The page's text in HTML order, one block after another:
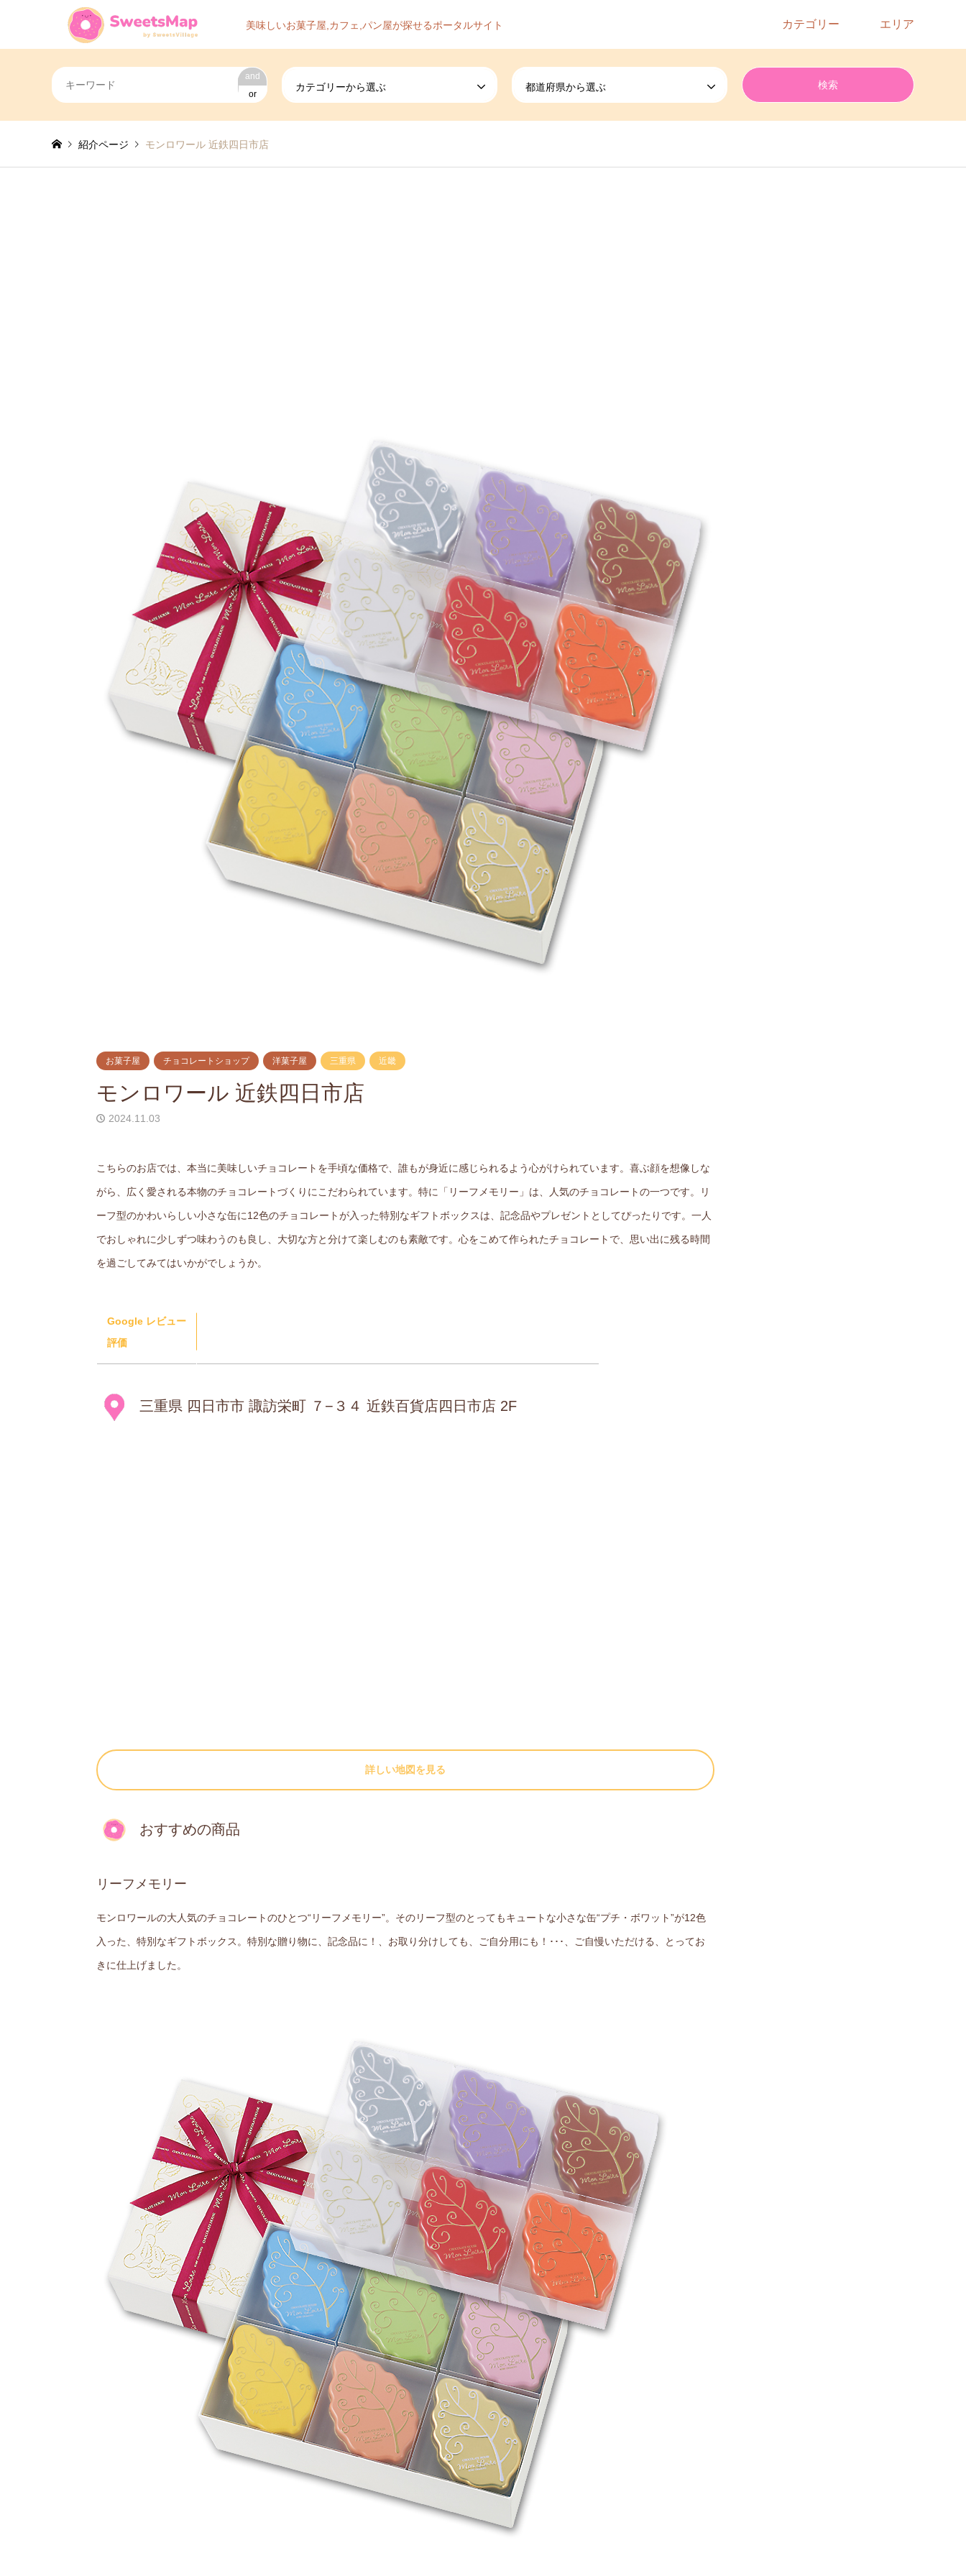
美味しいお菓子屋,カフェ,パン屋が探せるポータルサイト カテゴリー エリア
and
or
カテゴリーから選ぶ 都道府県から選ぶ
紹介ページ モンロワール 近鉄四日市店
お菓子屋 チョコレートショップ 洋菓子屋 三重県 近畿
モンロワール 近鉄四日市店
2024.11.03
こちらのお店では、本当に美味しいチョコレートを手頃な価格で、誰もが身近に感じられるよう心がけられています。喜ぶ顔を想像しな
がら、広く愛される本物のチョコレートづくりにこだわられています。特に「リーフメモリー」は、人気のチョコレートの一つです。リ
ーフ型のかわいらしい小さな缶に12色のチョコレートが入った特別なギフトボックスは、記念品やプレゼントとしてぴったりです。一人
でおしゃれに少しずつ味わうのも良し、大切な方と分けて楽しむのも素敵です。心をこめて作られたチョコレートで、思い出に残る時間
を過ごしてみてはいかがでしょうか。
Google レビュー
評価
三重県 四日市市 諏訪栄町 ７−３４ 近鉄百貨店四日市店 2F
詳しい地図を見る
おすすめの商品
リーフメモリー
モンロワールの大人気のチョコレートのひとつ“リーフメモリー”。そのリーフ型のとってもキュートな小さな缶“プチ・ボワット”が12色
入った、特別なギフトボックス。特別な贈り物に、記念品に！、お取り分けしても、ご自分用にも！･･･、ご自慢いただける、とってお
きに仕上げました。